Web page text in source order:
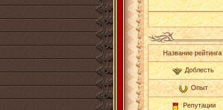
Название рейтинга
Доблесть
Опыт
Репутации